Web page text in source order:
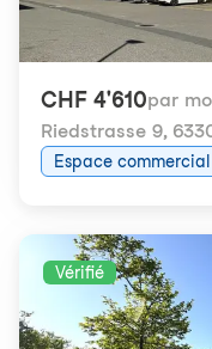
CHF 4'610par
Riedstrasse 9,
Espace commercial
Vérifié